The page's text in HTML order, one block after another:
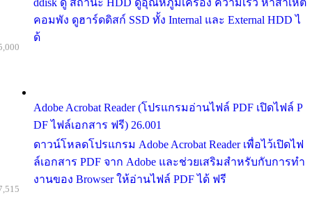
ddisk ดู สถานะ HDD ดูอุณหภูมิเครื่อง ความเร็ว หาสาเหต
คอมพัง ดูฮาร์ดดิสก์ SSD ทั้ง Internal และ External HDD ไ
ด้
Adobe Acrobat Reader (โปรแกรมอ่านไฟล์ PDF เปิดไฟล์ P
DF ไฟล์เอกสาร ฟรี) 26.001
ดาวน์โหลดโปรแกรม Adobe Acrobat Reader เพื่อไว้เปิดไฟ
ล์เอกสาร PDF จาก Adobe และช่วยเสริมสำหรับกับการทำ
งานของ Browser ให้อ่านไฟล์ PDF ได้ ฟรี